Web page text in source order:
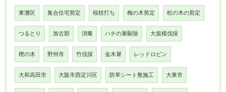
東灘区 集合住宅剪定 桜枝打ち 梅の木剪定 松の木の剪定
つるとり 加古郡 消毒 ハチの巣駆除 大規模伐採
樫の木 野州市 竹伐採 金木犀 レッドロビン
大和高田市 大阪市西淀川区 防草シート敷施工 大東市